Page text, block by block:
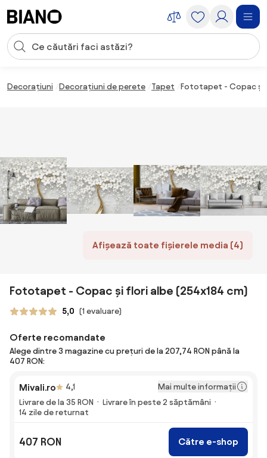
Introducerea căutării
Decorațiuni Decorațiuni de perete Tapet Fototapet - Copac și
Afișează toate fișierele media (4)
Fototapet - Copac și flori albe (254x184 cm)
5,0 (1 evaluare)
Oferte recomandate
Alege dintre 3 magazine cu prețuri de la 207,74 RON până la
407 RON:
Mivali.ro 4,1
Mai multe informații
Livrare de la 35 RON
Livrare în peste 2 săptămâni
14 zile de returnat
407 RON Către e-shop